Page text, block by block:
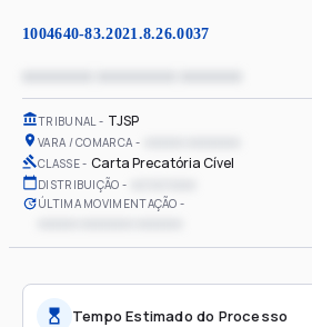
1004640-83.2021.8.26.0037
TRIBUNAL TJSP
VARA / COMARCA
CLASSE Carta Precatória Cível
DISTRIBUIÇÃO
ÚLTIMA MOVIMENTAÇÃO
Tempo Estimado do Processo